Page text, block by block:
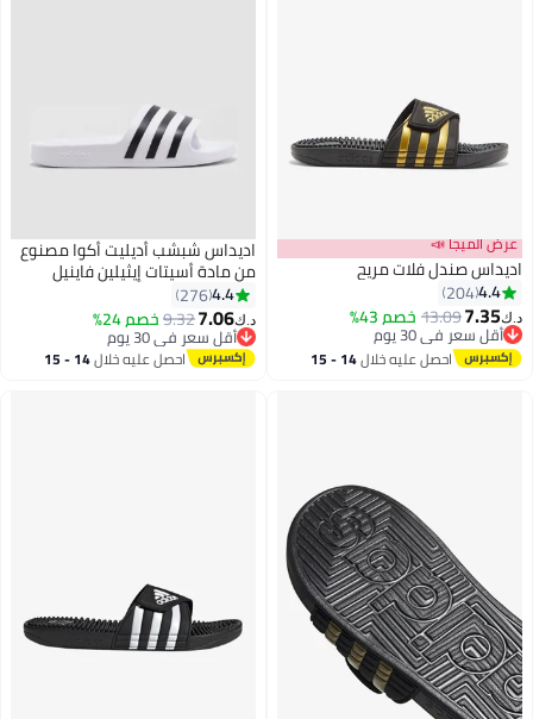
2
عرض الميجا 📣
اديداس صندل فلات مريح
4.4
204
د.ك‏7.35
13.09خصم 43%
أقل سعر في 30 يوم
أقل سعر في 30 يوماحصل عليه خلال 14 - 15
اديداس شبشب أديليت أكوا مصنوع
من مادة أسيتات إيثيلين فاينيل
أبيض/ أسود
4.4
276
د.ك‏7.06
9.32خصم 24%
أقل سعر في 30 يوم
أقل سعر في 30 يوماحصل عليه خلال 14 - 15